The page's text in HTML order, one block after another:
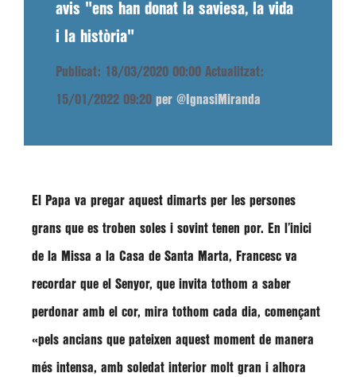
avis "ens han donat la saviesa, la vida
i la història"
Publicat: 18/03/2020 00:00 Actualitzat:
15/01/2022 09:20 per @IgnasiMiranda
El Papa va pregar aquest dimarts per les persones
grans que es troben soles i sovint tenen por. En l’inici
de la Missa a la Casa de Santa Marta, Francesc va
recordar que el Senyor, que invita tothom a saber
perdonar amb el cor, mira tothom cada dia, començant
«pels ancians que pateixen aquest moment de manera
més intensa, amb soledat interior molt gran i alhora